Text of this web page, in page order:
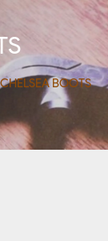
CHELSEA BOOTS